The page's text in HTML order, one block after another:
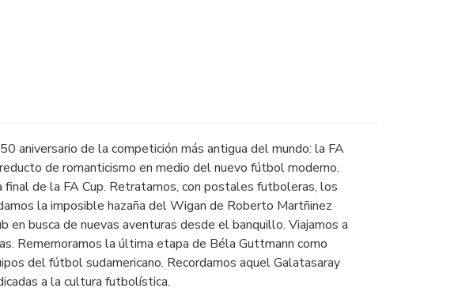
aniversario de la competición más antigua del mundo: la FA
de romanticismo en medio del nuevo fútbol moderno.
final de la FA Cup. Retratamos, con postales futboleras, los
la imposible hazaña del Wigan de Roberto Martñinez
busca de nuevas aventuras desde el banquillo. Viajamos a
Rememoramos la última etapa de Béla Guttmann como
del fútbol sudamericano. Recordamos aquel Galatasaray
a la cultura futbolística.